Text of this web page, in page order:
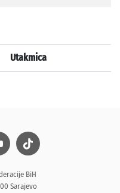
Utakmica
BiH
Sarajevo